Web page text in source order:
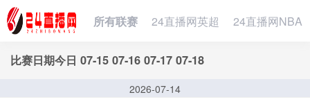
所有联赛 24直播网英超 24直播网NBA
比赛日期今日 07-15 07-16 07-17 07-18
2026-07-14